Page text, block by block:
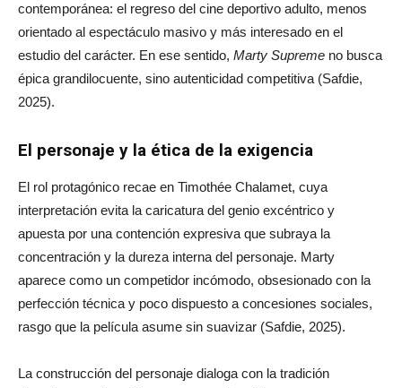
contemporánea: el regreso del cine deportivo adulto, menos
orientado al espectáculo masivo y más interesado en el
estudio del carácter. En ese sentido, Marty Supreme no busca
épica grandilocuente, sino autenticidad competitiva (Safdie,
2025).
El personaje y la ética de la exigencia
El rol protagónico recae en Timothée Chalamet, cuya
interpretación evita la caricatura del genio excéntrico y
apuesta por una contención expresiva que subraya la
concentración y la dureza interna del personaje. Marty
aparece como un competidor incómodo, obsesionado con la
perfección técnica y poco dispuesto a concesiones sociales,
rasgo que la película asume sin suavizar (Safdie, 2025).
La construcción del personaje dialoga con la tradición